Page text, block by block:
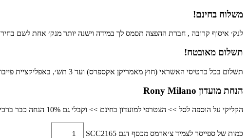
משלוח בחינם!
לנק׳ איסוף קרובה , חברת ההפצה תסמס לך במידה וישנה יותר מנק׳ אחת לשם
תשלום מאובטח!
תשלום בכל כרטיסי האשראי (חוץ מאמריקן אקספרס) ועד 3 תש׳, באפליקציית פייבוקס, ביט או בהפקדה בנקאית.
הנחת מועדון Rony Milano
הקליקי על הוספה לסל >> הצטרפי למועדון בחינם >> וקבלי גם 10% הנחה כבר ברכישה זו
כמות של ספייסר לצמיד צ׳ארמס מכסף דגם SCC2165